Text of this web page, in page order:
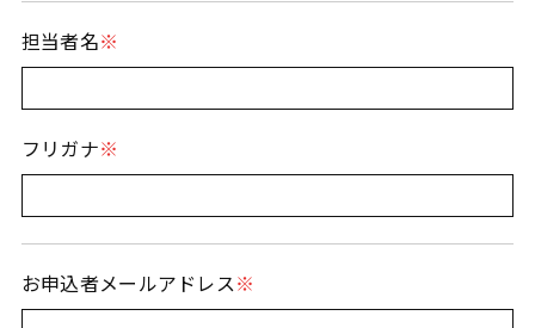
担当者名
フリガナ
お申込者メールアドレス